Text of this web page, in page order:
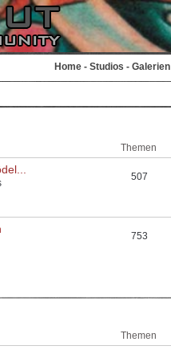
Home - Studios - Galerien
Themen
507
753
Themen